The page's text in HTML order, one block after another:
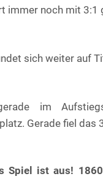
immer noch mit 3:1
sich weiter auf
im
Gerade fiel das
Spiel ist aus!